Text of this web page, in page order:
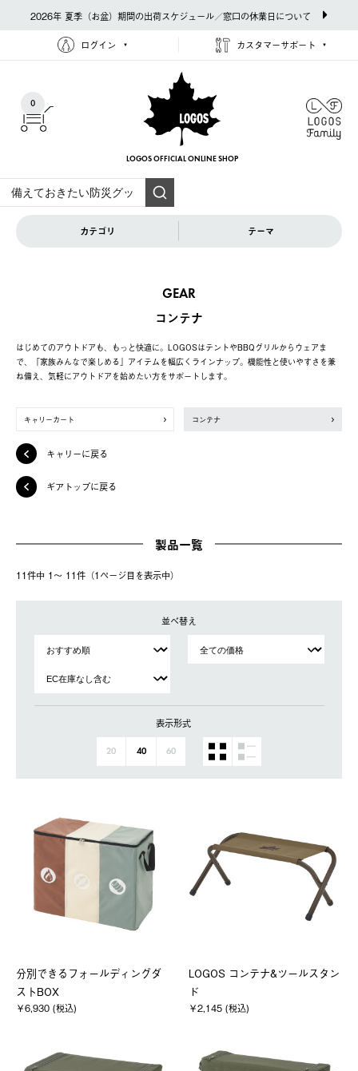
2026年 夏季（お盆）期間の出荷スケジュール／窓口の休業日について
ログイン カスタマーサポート
0
LOGOS OFFICIAL ONLINE SHOP
カテゴリ テーマ
GEAR
コンテナ
はじめてのアウトドアも、もっと快適に。LOGOSはテントやBBQグリルからウェアま
で、「家族みんなで楽しめる」アイテムを幅広くラインナップ。機能性と使いやすさを兼
ね備え、気軽にアウトドアを始めたい方をサポートします。
キャリーカート コンテナ
キャリーに戻る
ギアトップに戻る
製品一覧
11件中 1〜 11件（1ページ⽬を表⽰中）
並べ替え
表示形式
20 40 60
分別できるフォールディングダ
ストBOX
￥6,930 (税込)
LOGOS コンテナ&ツールスタン
ド
￥2,145 (税込)